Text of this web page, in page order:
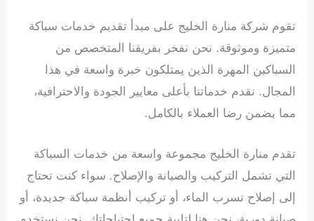
تقوم شركة منارة الخليج على مبدأ تقديم خدمات سباكة
متميزة وموثوقة. نحن نفخر بفريقنا المتخصص من
السباكين المهرة الذين يمتلكون خبرة واسعة في هذا
المجال. نقدم خدماتنا بأعلى معايير الجودة والاحترافية،
مما يضمن رضا العملاء بالكامل.
تقدم منارة الخليج مجموعة واسعة من خدمات السباكة
التي تشمل التركيب والصيانة والإصلاح. سواء كنت تحتاج
إلى إصلاح تسرب الماء، أو تركيب أنظمة سباكة جديدة، أو